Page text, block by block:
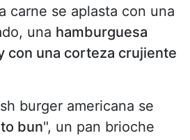
carne se aplasta con una
una hamburguesa
con una corteza crujiente
burger americana se
bun", un pan brioche